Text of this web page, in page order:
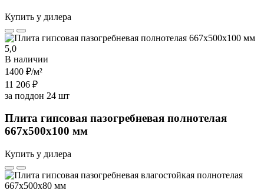
Купить у дилера
5,0
В наличии
1400 ₽/м²
11 206 ₽
за поддон 24 шт
Плита гипсовая пазогребневая полнотелая
667х500х100 мм
Купить у дилера